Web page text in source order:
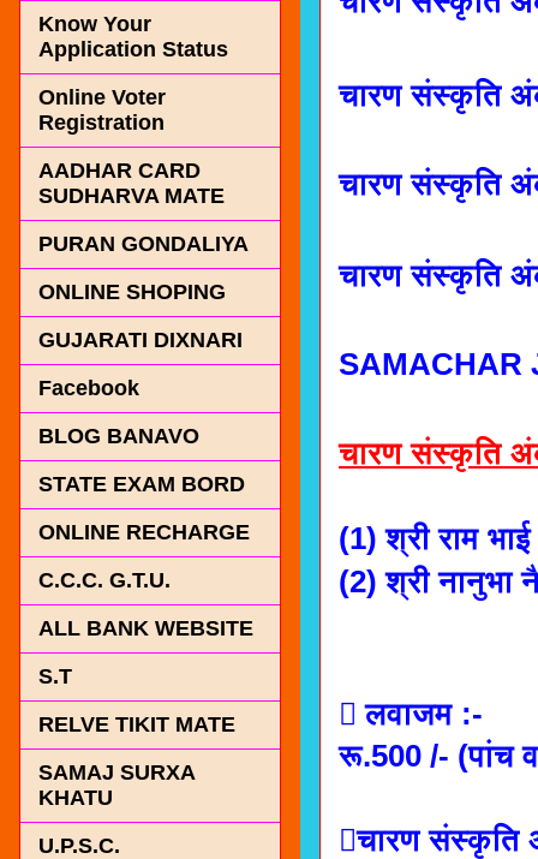
चारण संस्कृति
चारण संस्कृति
चारण संस्कृति
SAMACHAR
चारण संस्कृति
(1) श्री राम
(2) श्री नानुभा
 लवाजम :-
रू.500 /- (पांच
चारण संस्कृति
Know Your
Application Status
Online Voter
Registration
AADHAR CARD
SUDHARVA MATE
PURAN GONDALIYA
ONLINE SHOPING
GUJARATI DIXNARI
Facebook
BLOG BANAVO
STATE EXAM BORD
ONLINE RECHARGE
C.C.C. G.T.U.
ALL BANK WEBSITE
S.T
RELVE TIKIT MATE
SAMAJ SURXA
KHATU
U.P.S.C.